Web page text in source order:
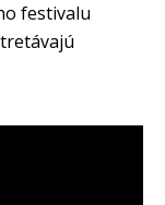
festivalu